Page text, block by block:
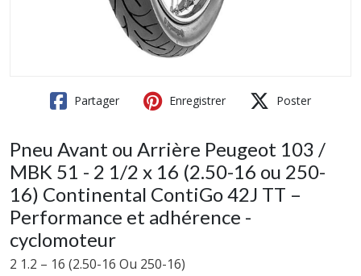
Partager Enregistrer Poster
Pneu Avant ou Arrière Peugeot 103 /
MBK 51 - 2 1/2 x 16 (2.50-16 ou 250-
16) Continental ContiGo 42J TT –
Performance et adhérence -
cyclomoteur
2 1.2 – 16 (2.50-16 Ou 250-16)